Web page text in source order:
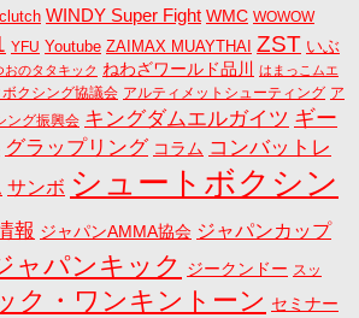
WINDY Super Fight WMC WOWOW
YFU Youtube ZAIMAX MUAYTHAI ZST いぶ
おのタタキック ねわざワールド品川
はまっこムエ
クシング協議会 アルティメットシューティング ア
ング振興会 キングダムエルガイツ ギー
グラップリング コラム コンバットレ
サンボ シュートボクシン
報 ジャパンAMMA協会 ジャパンカップ
ャパンキック ジークンドー スッ
ク・ワンキントーン セミナー